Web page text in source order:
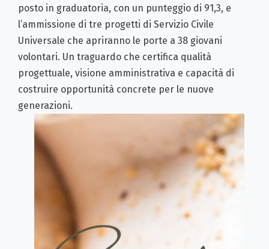
posto in graduatoria, con un punteggio di 91,3, e
l’ammissione di tre progetti di Servizio Civile
Universale che apriranno le porte a 38 giovani
volontari. Un traguardo che certifica qualità
progettuale, visione amministrativa e capacità di
costruire opportunità concrete per le nuove
generazioni.